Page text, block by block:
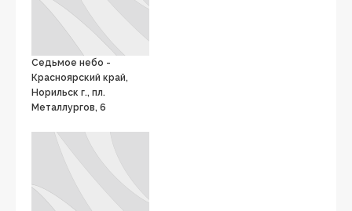
Седьмое небо -
Красноярский край,
Норильск г., пл.
Металлургов, 6